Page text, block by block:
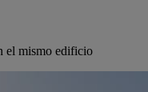
el mismo edificio